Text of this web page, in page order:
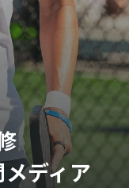
ディア